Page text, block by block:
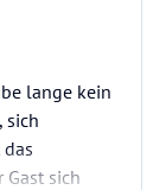
lange kein
sich
sich